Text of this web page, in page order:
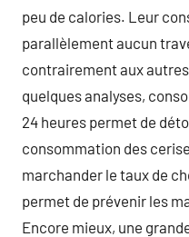
peu de calories. Leur
parallèlement aucun
contrairement aux
quelques analyses,
24 heures permet de
consommation des
marchander le taux de
permet de prévenir les
Encore mieux, une